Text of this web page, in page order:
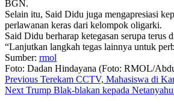
BGN.
Selain itu, Said Didu juga mengapresiasi
perlawanan keras dari kelompok oligarki.
Said Didu berharap ketegasan serupa
“Lanjutkan langkah tegas lainnya untuk
Sumber: rmol
Foto: Dadan Hindayana (Foto: RMOL/
Post
navigation
Previous Terekam CCTV, Mahasiswa di
Next Trump Blak-blakan kepada